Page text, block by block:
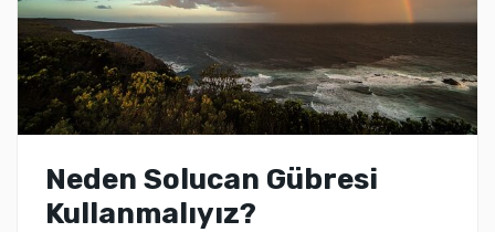
Neden Solucan Gübresi
Kullanmalıyız?